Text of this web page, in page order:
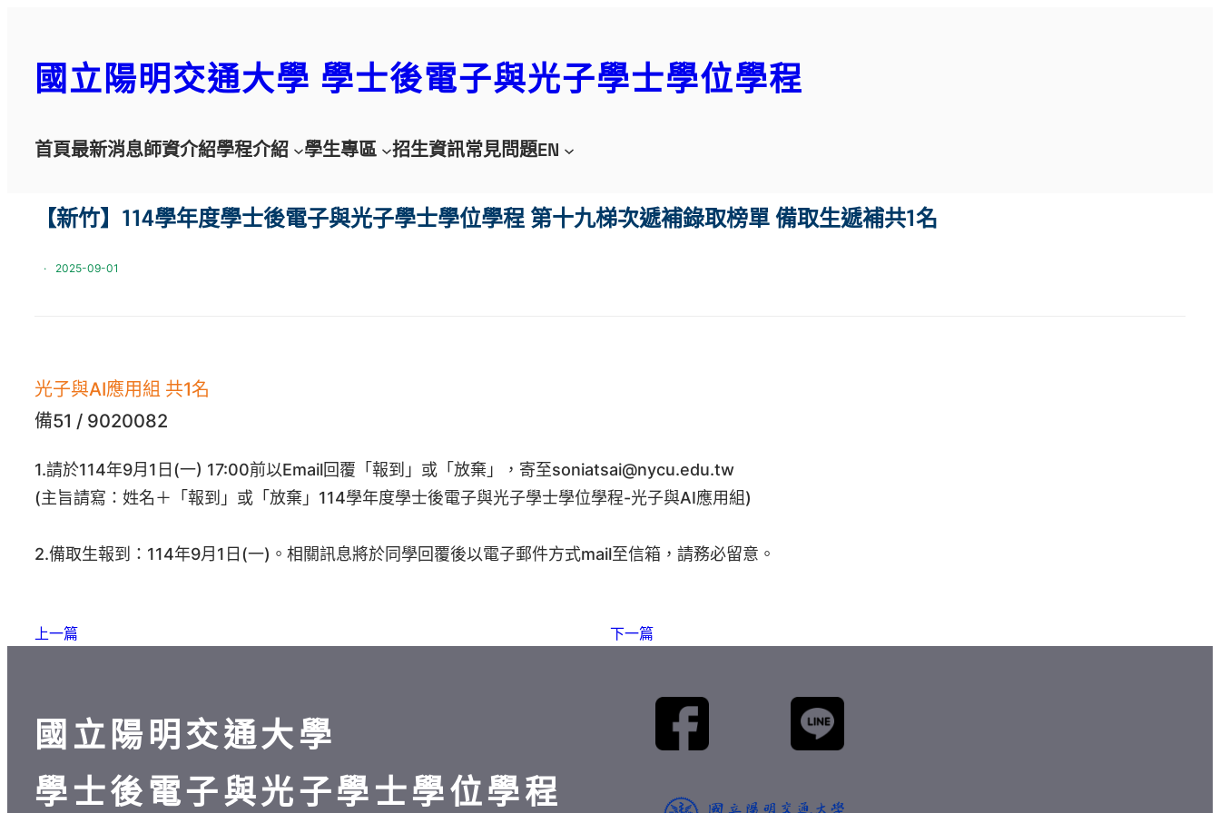
國立陽明交通大學 學士後電子與光子學士學位學程
首頁最新消息師資介紹學程介紹 學生專區 招生資訊常見問題EN
【新竹】114學年度學士後電子與光子學士學位學程 第十九梯次遞補錄取榜單 備取生遞補共1名
· 2025-09-01
光子與AI應用組 共1名
備51 / 9020082
1.請於114年9月1日(一) 17:00前以Email回覆「報到」或「放棄」，寄至soniatsai@nycu.edu.tw
(主旨請寫：姓名＋「報到」或「放棄」114學年度學士後電子與光子學士學位學程-光子與AI應用組)
2.備取生報到：114年9月1日(一)。相關訊息將於同學回覆後以電子郵件方式mail至信箱，請務必留意。
上一篇 下一篇
國立陽明交通大學
學士後電子與光子學士學位學程